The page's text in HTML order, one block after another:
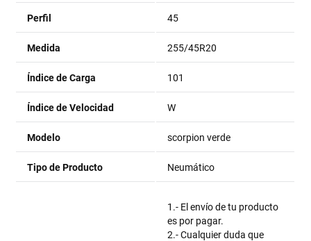
Perfil 45
Medida 255/45R20
Índice de Carga 101
Índice de Velocidad W
Modelo scorpion verde
Tipo de Producto Neumático
1.- El envío de tu producto
es por pagar.
2.- Cualquier duda que